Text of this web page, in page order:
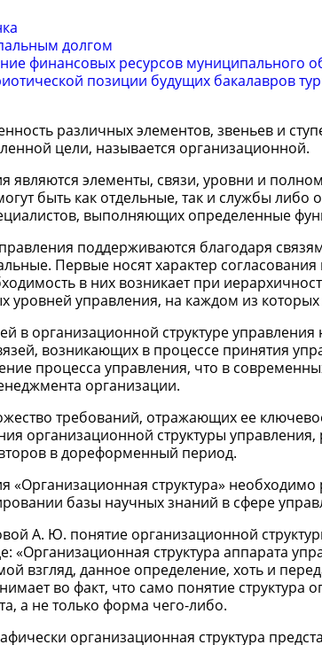
долгом
финансовых ресурсов муниципального
позиции будущих бакалавров
различных элементов, звеньев и
цели, называется организационной.
являются элементы, связи, уровни и
быть как отдельные, так и службы либо
выполняющих определенные
поддерживаются благодаря
Первые носят характер
в них возникает при
уровней управления, на каждом из
в организационной структуре
возникающих в процессе принятия
процесса управления, что в
организации.
требований, отражающих ее
организационной структуры управления,
в дореформенный период.
структура» необходимо
базы научных знаний в сфере
А. Ю. понятие организационной
структура аппарата
взгляд, данное определение, хоть и
во факт, что само понятие структура
а не только форма чего-либо.
организационная структура